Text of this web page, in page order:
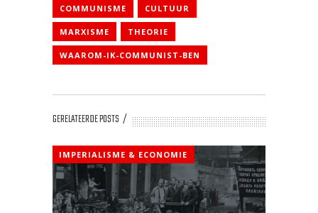
COMMUNISME CULTUUR
MARXISME THEORIE
WAAROM-IK-COMMUNIST-BEN
GERELATEERDE POSTS
IMPERIALISME & ECONOMIE